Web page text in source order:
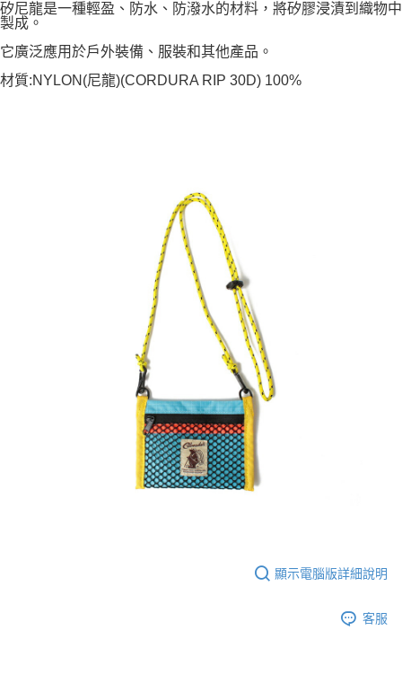
矽尼龍是一種輕盈、防水、防潑水的材料，將矽膠浸漬到織物中
製成。
它廣泛應用於戶外裝備、服裝和其他產品。
材質:NYLON(尼龍)(CORDURA RIP 30D) 100%
顯示電腦版詳細說明
客服